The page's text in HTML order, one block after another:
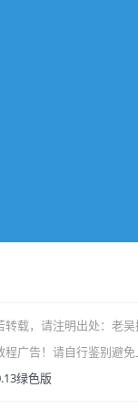
转载，请注明出处： 老吴
广告！请自行鉴别避免
绿色版